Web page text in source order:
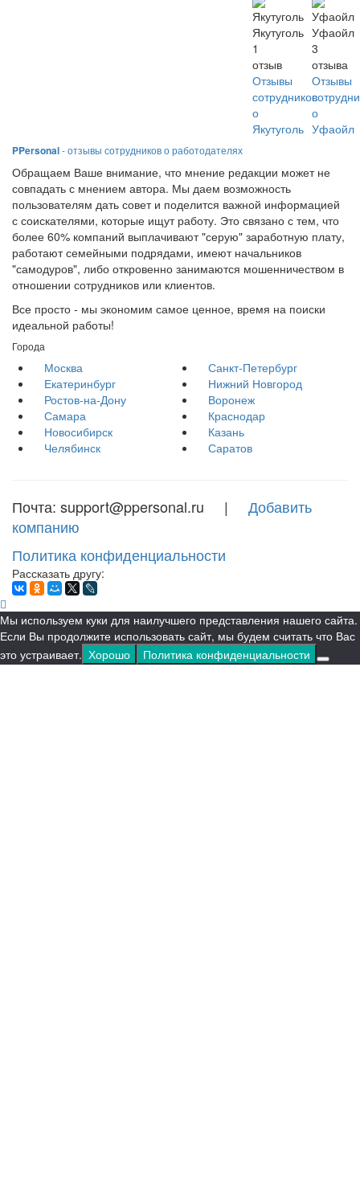
Якутуголь
1
отзыв
Отзывы
сотрудников
о
Якутуголь
Уфаойл
3
отзыва
Отзывы
о
Уфаойл
PPersonal- отзывы сотрудников о работодателях
Обращаем Ваше внимание, что мнение редакции может не
совпадать с мнением автора. Мы даем возможность
пользователям дать совет и поделится важной информацией
с соискателями, которые ищут работу. Это связано с тем, что
более 60% компаний выплачивают "серую" заработную плату,
работают семейными подрядами, имеют начальников
"самодуров", либо откровенно занимаются мошенничеством в
отношении сотрудников или клиентов.
Все просто - мы экономим самое ценное, время на поиски
идеальной работы!
Города
Москва
Санкт-Петербург
Екатеринбург
Нижний Новгород
Ростов-на-Дону
Воронеж
Самара
Краснодар
Новосибирск
Казань
Челябинск
Саратов
Почта: support@ppersonal.ru | Добавить
компанию
Политика конфиденциальности
Рассказать другу:
Мы используем куки для наилучшего представления нашего сайта.
Если Вы продолжите использовать сайт, мы будем считать что Вас
это устраивает. Хорошо Политика конфиденциальности